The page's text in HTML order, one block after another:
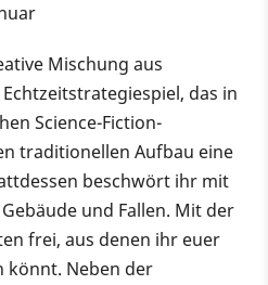
Mischung aus
das in
Science-Fiction-
traditionellen Aufbau eine
beschwört ihr mit
und Fallen. Mit der
frei, aus denen ihr euer
könnt. Neben der